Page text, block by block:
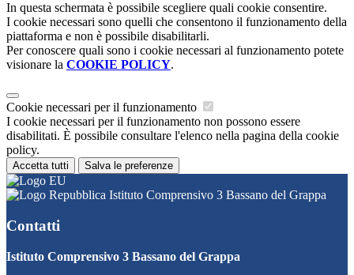
In questa schermata è possibile scegliere quali cookie consentire.
I cookie necessari sono quelli che consentono il funzionamento della
piattaforma e non è possibile disabilitarli.
Per conoscere quali sono i cookie necessari al funzionamento potete
visionare la COOKIE POLICY.
Cookie necessari per il funzionamento
I cookie necessari per il funzionamento non possono essere
disabilitati. È possibile consultare l'elenco nella pagina della cookie
policy.
Accetta tutti Salva le preferenze
Istituto Comprensivo 3 Bassano del Grappa
Contatti
Istituto Comprensivo 3 Bassano del Grappa